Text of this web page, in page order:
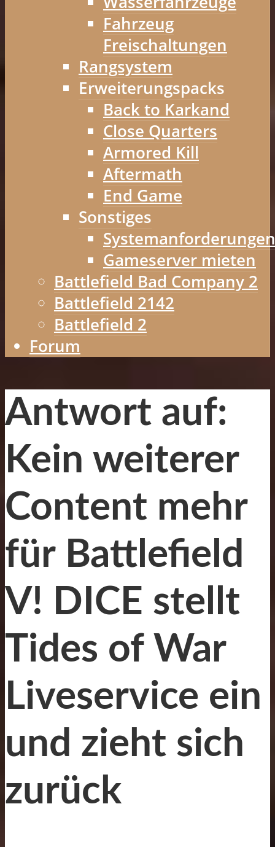
Fahrzeug
Freischaltungen
Rangsystem
Erweiterungspacks
Back to Karkand
Close Quarters
Armored Kill
Aftermath
End Game
Sonstiges
Systemanforderungen
Gameserver mieten
Battlefield Bad Company 2
Battlefield 2142
Battlefield 2
Forum
Antwort auf:
Kein weiterer
Content mehr
für Battlefield
V! DICE stellt
Tides of War
Liveservice ein
und zieht sich
zurück